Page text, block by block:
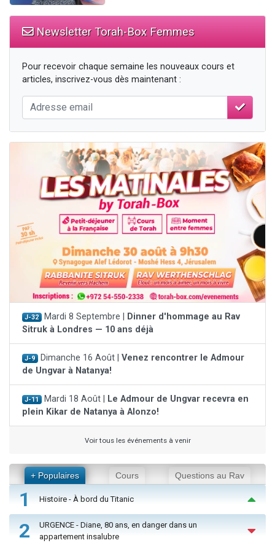
Newsletter Torah-Box Femmes
Pour recevoir chaque semaine les nouveaux cours et
articles, inscrivez-vous dès maintenant :
J-32 Mardi 8 Septembre |
Dinner d'hommage au Rav
Sitruk à Londres — 10 ans déjà
J-9 Dimanche 16 Août | Venez rencontrer le Admour
de Ungvar à Natanya!
J-11 Mardi 18 Août |
Le Admour de Ungvar recevra en
plein Kikar de Natanya à Alonzo!
Voir tous les événements à venir
+ Populaires Cours Questions au Rav
1 Histoire - À bord du Titanic
2
URGENCE - Diane, 80 ans, en danger dans un
appartement insalubre